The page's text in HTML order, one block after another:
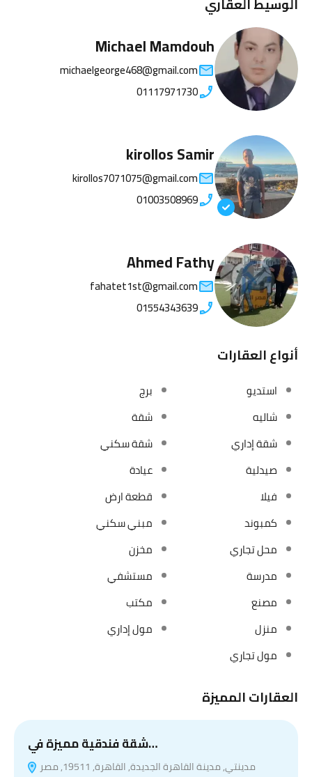
الوسيط العقاري
Michael Mamdouh
michaelgeorge468@gmail.com
01117971730
kirollos Samir
kirollos7071075@gmail.com
01003508969
Ahmed Fathy
fahatet1st@gmail.com
01554343639
أنواع العقارات
استديو
برج
شاليه
شقة
شقة إداري
شقة سكني
صيدلية
عيادة
فيلا
قطعة ارض
كمبوند
مبني سكني
محل تجاري
مخزن
مدرسة
مستشفي
مصنع
مكتب
منزل
مول إداري
مول تجاري
العقارات المميزة
شقة فندقية مميزة في…
مدينتي, مدينة القاهرة الجديدة, القاهرة, 19511, مصر